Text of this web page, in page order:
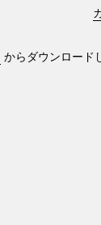
からダウンロード